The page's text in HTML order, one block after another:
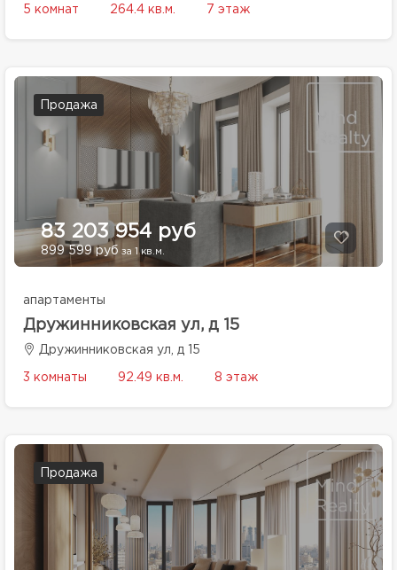
5 комнат 264.4 кв.м. 7 этаж
Продажа
83 203 954 руб
899 599 руб за 1 кв.м.
апартаменты
Дружинниковская ул, д 15
Дружинниковская ул, д 15
3 комнаты 92.49 кв.м. 8 этаж
Продажа